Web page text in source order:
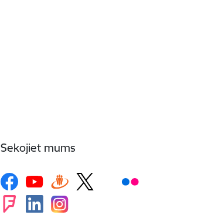
Sekojiet mums